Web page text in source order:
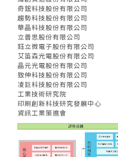
奇鋐科技股份有限公司
趨勢科技股份有限公司
華晶科技股份有限公司
立普思股份有限公司
鈺立微電子股份有限公司
艾笛森光電股份有限公司
晶元光電股份有限公司
致伸科技股份有限公司
凌巨科技股份有限公司
工業技術研究院
印刷創新科技研究發展中心
資訊工業策進會